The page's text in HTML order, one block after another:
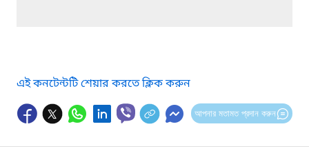
এই কনটেন্টটি শেয়ার করতে ক্লিক করুন
আপনার মতামত প্রদান করুন